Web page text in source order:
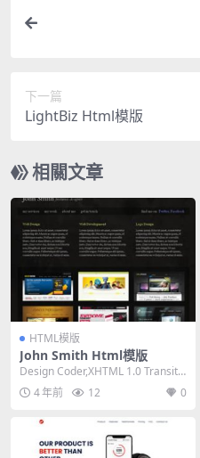
下一篇
LightBiz Html模版
相關文章
HTML模版
John Smith Html模版
Design Coder,XHTML 1.0 Transitio
nal,Fixe...
4 年前 12 0